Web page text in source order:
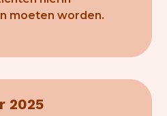
moeten worden.
2025